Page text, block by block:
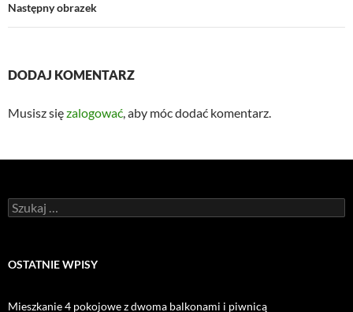
Następny obrazek
DODAJ KOMENTARZ
Musisz sięzalogować, aby móc dodać komentarz.
Szukaj:
OSTATNIE WPISY
Mieszkanie 4 pokojowe z dwoma balkonami i piwnicą